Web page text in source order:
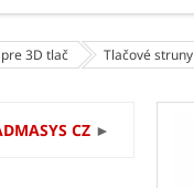
3D tlač Tlačové struny
CZ ►